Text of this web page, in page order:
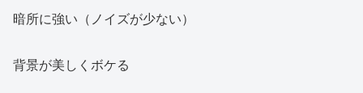
暗所に強い（ノイズが少ない）
背景が美しくボケる